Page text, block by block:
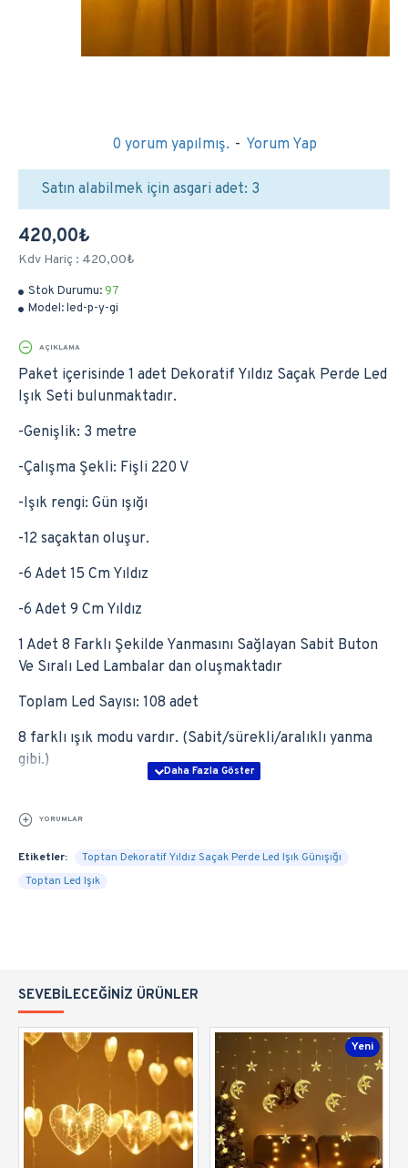
Stok Durumu: 97
Model:led-p-y-gi
0 yorum yapılmış. - Yorum Yap
420,00₺
Kdv Hariç : 420,00₺
Satın alabilmek için asgari adet: 3
AÇIKLAMA
Paket içerisinde 1 adet Dekoratif Yıldız Saçak Perde Led
Işık Seti bulunmaktadır.
-Genişlik: 3 metre
-Çalışma Şekli: Fişli 220 V
-Işık rengi: Gün ışığı
-12 saçaktan oluşur.
-6 Adet 15 Cm Yıldız
-6 Adet 9 Cm Yıldız
1 Adet 8 Farklı Şekilde Yanmasını Sağlayan Sabit Buton
Ve Sıralı Led Lambalar dan oluşmaktadır
Toplam Led Sayısı: 108 adet
8 farklı ışık modu vardır. (Sabit/sürekli/aralıklı yanma
gibi.)
YORUMLAR
Etiketler:
Toptan Dekoratif Yıldız Saçak Perde Led Işık Günışığı
Toptan Led Işık
SEVEBILECEĞINIZ ÜRÜNLER
Yeni